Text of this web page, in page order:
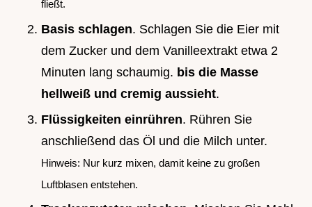
fließt.
Basis schlagen. Schlagen Sie die Eier mit
dem Zucker und dem Vanilleextrakt etwa 2
Minuten lang schaumig. bis die Masse
hellweiß und cremig aussieht.
Flüssigkeiten einrühren. Rühren Sie
anschließend das Öl und die Milch unter.
Hinweis: Nur kurz mixen, damit keine zu großen
Luftblasen entstehen.